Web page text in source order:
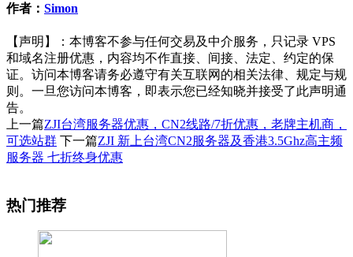
作者： Simon
【声明】：本博客不参与任何交易及中介服务，只记录 VPS
和域名注册优惠，内容均不作直接、间接、法定、约定的保
证。访问本博客请务必遵守有关互联网的相关法律、规定与规
则。一旦您访问本博客，即表示您已经知晓并接受了此声明通
告。
上一篇ZJI台湾服务器优惠，CN2线路/7折优惠，老牌主机商，
可选站群 下一篇ZJI 新上台湾CN2服务器及香港3.5Ghz高主频
服务器 七折终身优惠
热门推荐